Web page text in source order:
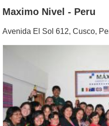
Maximo Nivel - Peru
Avenida El Sol 612, Cusco,